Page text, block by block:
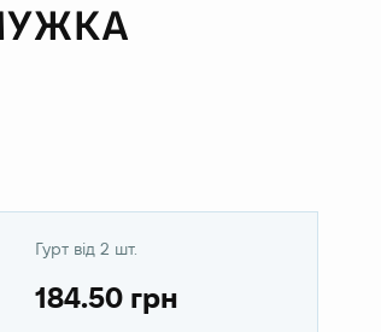
Гурт від 2 шт.
184.50 грн